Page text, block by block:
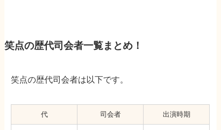
笑点の歴代司会者一覧まとめ！
笑点の歴代司会者は以下です。
代 司会者 出演時期